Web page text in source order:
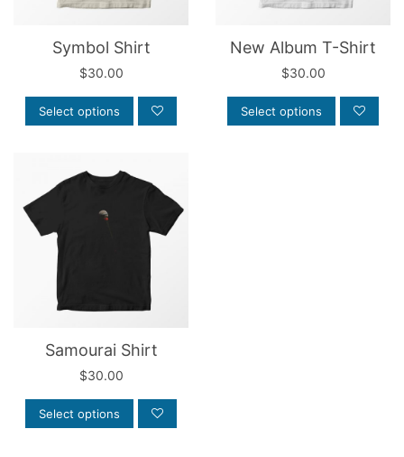
Symbol Shirt
$30.00
Select options
New Album T-Shirt
$30.00
Select options
Samourai Shirt
$30.00
Select options